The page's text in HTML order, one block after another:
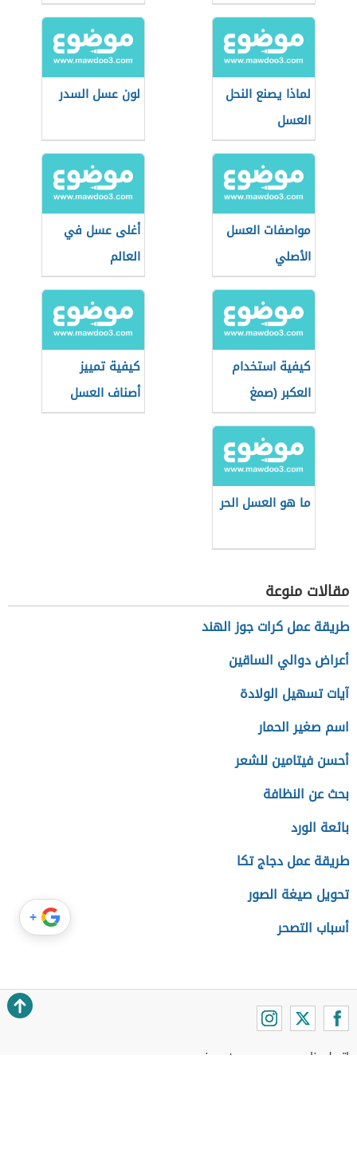
لماذا يصنع النحل
العسل
لون عسل السدر
مواصفات العسل
الأصلي
أغلى عسل في
العالم
كيفية استخدام
العكبر (صمغ
النحل)
كيفية تمييز
أصناف العسل
التركي
ما هو العسل الحر
مقالات منوعة
طريقة عمل كرات جوز الهند
أعراض دوالي الساقين
آيات تسهيل الولادة
اسم صغير الحمار
أحسن فيتامين للشعر
بحث عن النظافة
بائعة الورد
طريقة عمل دجاج تكا
تحويل صيغة الصور
أسباب التصحر
اتصل بنا
عن موضوع
+